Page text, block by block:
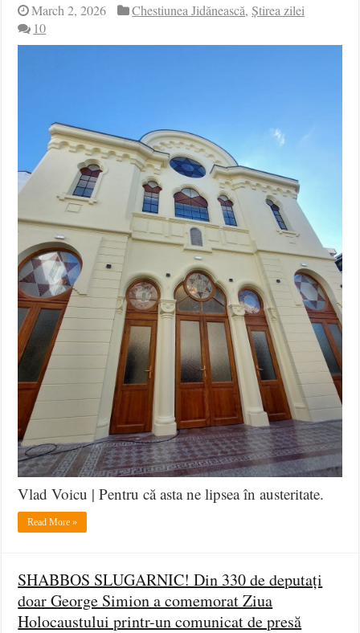
March 2, 2026 Chestiunea Jidănească,Știrea zilei
10
Vlad Voicu | Pentru că asta ne lipsea în austeritate.
Read More »
SHABBOS SLUGARNIC! Din 330 de deputați
doar George Simion a comemorat Ziua
Holocaustului printr-un comunicat de presă